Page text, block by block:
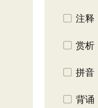
注释
赏析
拼音
背诵